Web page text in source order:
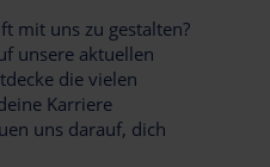
mit uns zu gestalten?
unsere aktuellen
die vielen
Karriere
uns darauf, dich